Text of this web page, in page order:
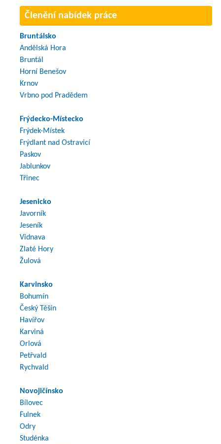
Členění nabídek práce
Bruntálsko
Andělská Hora
Bruntál
Horní Benešov
Krnov
Vrbno pod Pradědem
Frýdecko-Místecko
Frýdek-Místek
Frýdlant nad Ostravicí
Paskov
Jablunkov
Třinec
Jesenicko
Javorník
Jeseník
Vidnava
Zlaté Hory
Žulová
Karvinsko
Bohumín
Český Těšín
Havířov
Karviná
Orlová
Petřvald
Rychvald
Novojičínsko
Bílovec
Fulnek
Odry
Studénka